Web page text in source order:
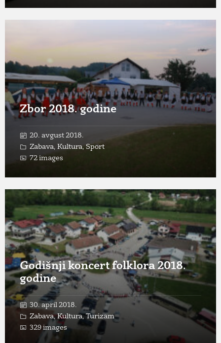
Zbor 2018. godine
20. avgust 2018.
Zabava, Kultura,Sport
72 images
Godišnji koncert folklora 2018.
godine
30. april 2018.
Zabava,Kultura,Turizam
329 images
Open